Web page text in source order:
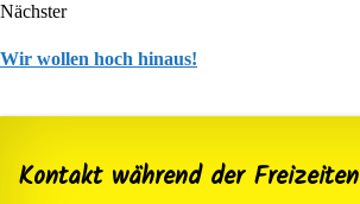
Nächster
Wir wollen hoch hinaus!
Kontakt während der Freizeiten